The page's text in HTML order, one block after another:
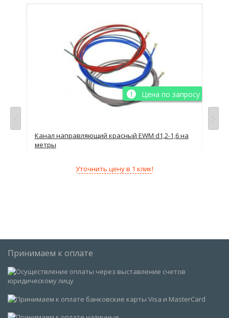
Цена по запросу
Канал направляющий красный EWM d1,2-1,6 на
метры
Уточнить цену в 1 клик!
Принимаем к оплате